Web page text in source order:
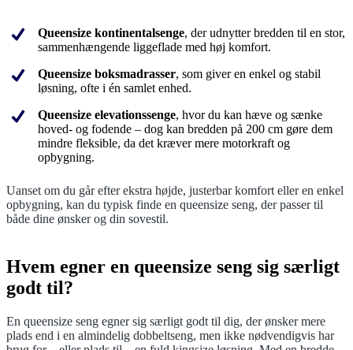
Queensize kontinentalsenge, der udnytter bredden til en stor,
sammenhængende liggeflade med høj komfort.
Queensize boksmadrasser, som giver en enkel og stabil
løsning, ofte i én samlet enhed.
Queensize elevationssenge, hvor du kan hæve og sænke
hoved- og fodende – dog kan bredden på 200 cm gøre dem
mindre fleksible, da det kræver mere motorkraft og
opbygning.
Uanset om du går efter ekstra højde, justerbar komfort eller en enkel
opbygning, kan du typisk finde en queensize seng, der passer til
både dine ønsker og din sovestil.
Hvem egner en queensize seng sig særligt
godt til?
En queensize seng egner sig særligt godt til dig, der ønsker mere
plads end i en almindelig dobbeltseng, men ikke nødvendigvis har